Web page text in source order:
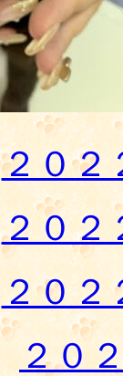
２０２
２０２
２０２
２０